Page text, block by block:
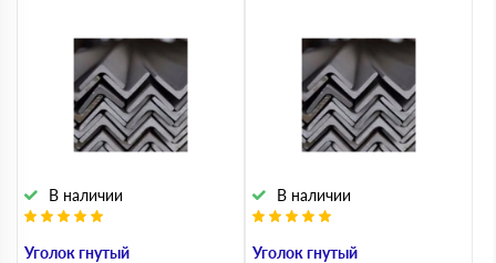
Уголок гнутый
В наличии
Уголок гнутый
В наличии